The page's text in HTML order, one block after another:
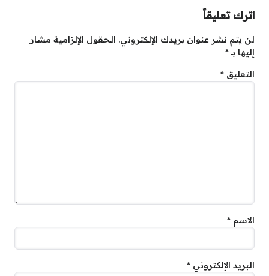
اترك تعليقاً
لن يتم نشر عنوان بريدك الإلكتروني. الحقول الإلزامية مشار
إليها بـ*
التعليق *
الاسم *
البريد الإلكتروني *